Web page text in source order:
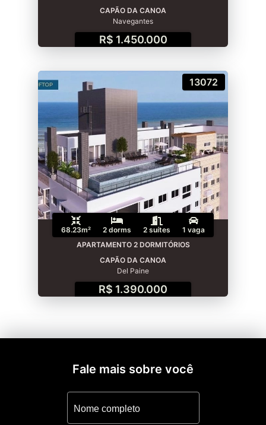
CAPÃO DA CANOA
Navegantes
R$ 1.450.000
13072
68.23m² 2 dorms 2 suítes
1 vaga
APARTAMENTO 2 DORMITÓRIOS
CAPÃO DA CANOA
Del Paine
R$ 1.390.000
Fale mais sobre você